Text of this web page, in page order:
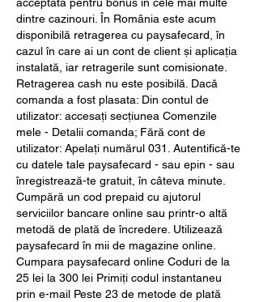
dintre cazinouri. În România este acum
disponibilă retragerea cu paysafecard, în
cazul în care ai un cont de client și aplicația
instalată, iar retragerile sunt comisionate.
Retragerea cash nu este posibilă. Dacă
comanda a fost plasata: Din contul de
utilizator: accesați secțiunea Comenzile
mele - Detalii comanda; Fără cont de
utilizator: Apelați numărul 031. Autentifică-te
cu datele tale paysafecard - sau epin - sau
înregistrează-te gratuit, în câteva minute.
Cumpără un cod prepaid cu ajutorul
serviciilor bancare online sau printr-o altă
metodă de plată de încredere. Utilizează
paysafecard în mii de magazine online.
Cumpara paysafecard online Coduri de la
25 lei la 300 lei Primiți codul instantaneu
prin e-mail Peste 23 de metode de plată